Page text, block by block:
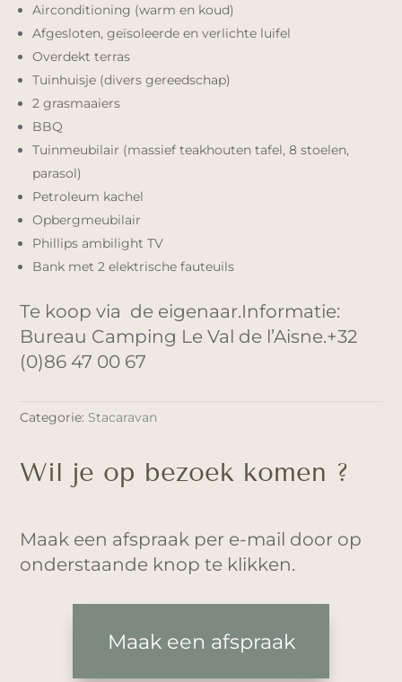
Airconditioning (warm en koud)
Afgesloten, geïsoleerde en verlichte luifel
Overdekt terras
Tuinhuisje (divers gereedschap)
2 grasmaaiers
BBQ
Tuinmeubilair (massief teakhouten tafel, 8 stoelen,
parasol)
Petroleum kachel
Opbergmeubilair
Phillips ambilight TV
Bank met 2 elektrische fauteuils
Te koop via de eigenaar.Informatie:
Bureau Camping Le Val de l’Aisne.+32
(0)86 47 00 67
Categorie: Stacaravan
Wil je op bezoek komen ?
Maak een afspraak per e-mail door op
onderstaande knop te klikken.
Maak een afspraak